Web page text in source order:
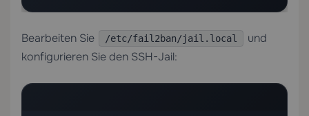
Bearbeiten Sie /etc/fail2ban/jail.local
und
konfigurieren Sie den SSH-Jail: